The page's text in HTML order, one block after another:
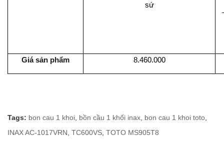
sứ
Giá sản phẩm 8.460.000
Tags: bon cau 1 khoi bồn cầu 1 khối inax bon cau 1 khoi toto
INAX AC-1017VRN TC600VS TOTO MS905T8